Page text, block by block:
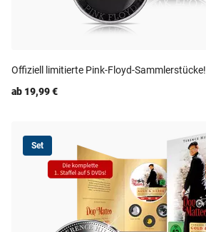
Offiziell limitierte Pink-Floyd-Sammlerstücke!
ab 19,99 €
Set